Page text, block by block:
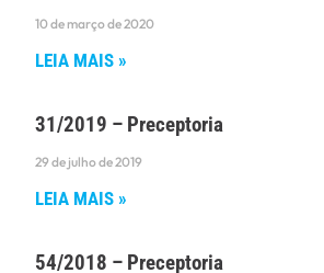
10 de março de 2020
LEIA MAIS »
31/2019 – Preceptoria
29 de julho de 2019
LEIA MAIS »
54/2018 – Preceptoria